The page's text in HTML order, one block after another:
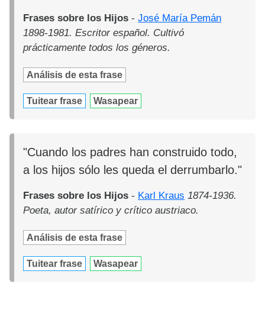
Frases sobre los Hijos -José María Pemán
1898-1981. Escritor español. Cultivó
prácticamente todos los géneros.
Análisis de esta frase
Tuitear frase Wasapear
"Cuando los padres han construido todo,
a los hijos sólo les queda el derrumbarlo."
Frases sobre los Hijos - Karl Kraus 1874-1936.
Poeta, autor satírico y crítico austriaco.
Análisis de esta frase
Tuitear frase Wasapear